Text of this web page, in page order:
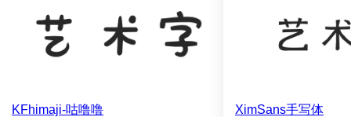
KFhimaji-咕噜噜 XimSans手写体